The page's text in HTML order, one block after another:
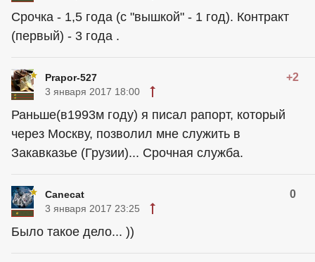
Срочка - 1,5 года (с "вышкой" - 1 год). Контракт
(первый) - 3 года .
Prapor-527 +2
3 января 2017 18:00
Раньше(в1993м году) я писал рапорт, который
через Москву, позволил мне служить в
Закавказье (Грузии)... Срочная служба.
Canecat 0
3 января 2017 23:25
Было такое дело... ))